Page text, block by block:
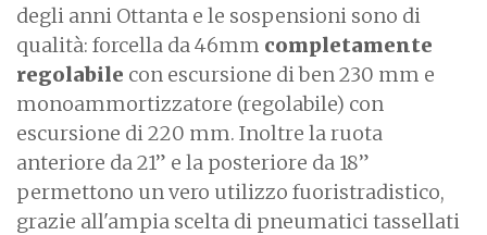
degli anni Ottanta e le sospensioni sono di
qualità: forcella da 46mm completamente
regolabile con escursione di ben 230 mm e
monoammortizzatore (regolabile) con
escursione di 220 mm. Inoltre la ruota
anteriore da 21” e la posteriore da 18”
permettono un vero utilizzo fuoristradistico,
grazie all'ampia scelta di pneumatici tassellati